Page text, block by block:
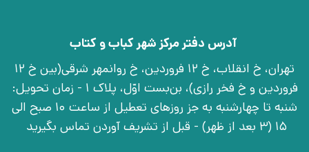
آدرس دفتر مرکز شهر کباب و کتاب
تهران، خ انقلاب، خ 12 فروردین، خ روانمهر شرقی(بین خ 12
فروردین و خ فخر رازی)، بن‌بست اوّل، پلاک 1 - زمان تحویل:
شنبه تا چهارشنبه به جز روزهای تعطیل از ساعت 10 صبح الی
15 (3 بعد از ظهر) - قبل از تشریف آوردن تماس بگیرید